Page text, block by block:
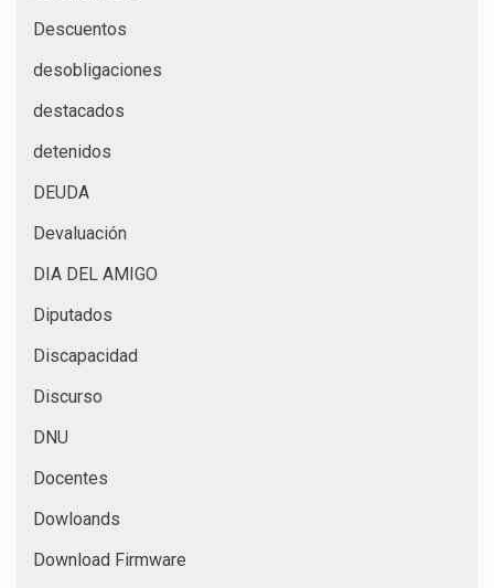
Descuentos
desobligaciones
destacados
detenidos
DEUDA
Devaluación
DIA DEL AMIGO
Diputados
Discapacidad
Discurso
DNU
Docentes
Dowloands
Download Firmware